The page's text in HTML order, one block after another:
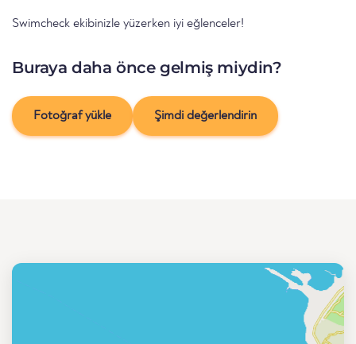
Swimcheck ekibinizle yüzerken iyi eğlenceler!
Buraya daha önce gelmiş miydin?
Fotoğraf yükle Şimdi değerlendirin